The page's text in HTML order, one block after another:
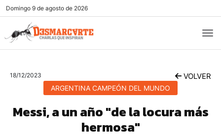
Domingo 9 de agosto de 2026
18/12/2023 VOLVER
ARGENTINA CAMPEÓN DEL MUNDO
Messi, a un año "de la locura más
hermosa"